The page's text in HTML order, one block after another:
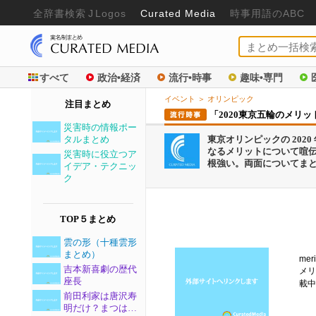
全辞書検索 J Logos Curated Media 時事用語のABC
すべて 政治•経済 流行•時事 趣味•専門
「2020東京五輪のメリ
イベント ＞ オリンピック
東京オリンピックの
なるメリットについて喧
根強い。両面についてま
メ
載中
注目まとめ
災害時の情報ポー
タルまとめ
災害時に役立つア
イデア・テクニッ
ク
TOP５まとめ
雲の形（十種雲形
まとめ）
吉本新喜劇の歴代
座長
前田利家は唐沢寿
明だけ？まつは…